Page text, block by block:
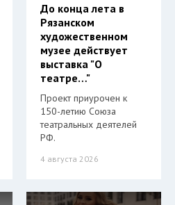
До конца лета в
Рязанском
художественном
музее действует
выставка "О
театре…"
Проект приурочен к
150-летию Союза
театральных деятелей
РФ.
4 августа 2026